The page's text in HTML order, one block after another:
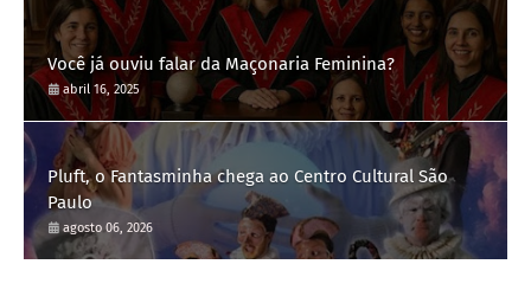
Você já ouviu falar da Maçonaria Feminina?
abril 16, 2025
Pluft, o Fantasminha chega ao Centro Cultural São
Paulo
agosto 06, 2026